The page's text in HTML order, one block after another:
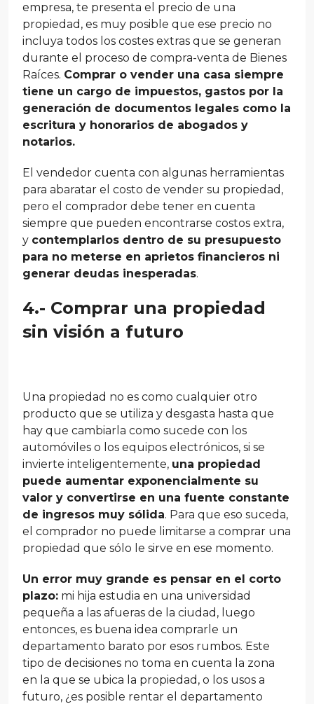
empresa, te presenta el precio de una
propiedad, es muy posible que ese precio no
incluya todos los costes extras que se generan
durante el proceso de compra-venta de Bienes
Raíces. Comprar o vender una casa siempre
tiene un cargo de impuestos, gastos por la
generación de documentos legales como la
escritura y honorarios de abogados y
notarios.
El vendedor cuenta con algunas herramientas
para abaratar el costo de vender su propiedad,
pero el comprador debe tener en cuenta
siempre que pueden encontrarse costos extra,
y contemplarlos dentro de su presupuesto
para no meterse en aprietos financieros ni
generar deudas inesperadas.
4.- Comprar una propiedad
sin visión a futuro
Una propiedad no es como cualquier otro
producto que se utiliza y desgasta hasta que
hay que cambiarla como sucede con los
automóviles o los equipos electrónicos, si se
invierte inteligentemente, una propiedad
puede aumentar exponencialmente su
valor y convertirse en una fuente constante
de ingresos muy sólida. Para que eso suceda,
el comprador no puede limitarse a comprar una
propiedad que sólo le sirve en ese momento.
Un error muy grande es pensar en el corto
plazo: mi hija estudia en una universidad
pequeña a las afueras de la ciudad, luego
entonces, es buena idea comprarle un
departamento barato por esos rumbos. Este
tipo de decisiones no toma en cuenta la zona
en la que se ubica la propiedad, o los usos a
futuro, ¿es posible rentar el departamento